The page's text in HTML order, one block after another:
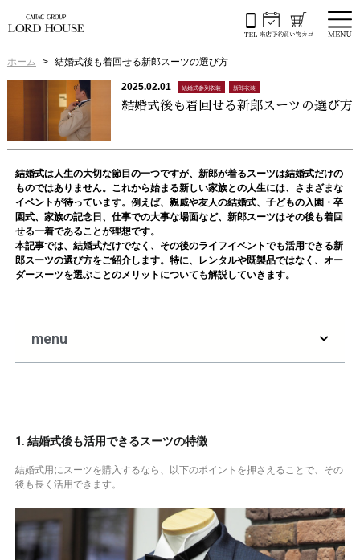
ホーム 結婚式後も着回せる新郎スーツの選び方
2025.02.01 結婚式参列衣装 新郎衣装
結婚式後も着回せる新郎スーツの選び方
結婚式は人生の大切な節目の一つですが、新郎が着るスーツは結婚式だけの
ものではありません。これから始まる新しい家族との人生には、さまざまな
イベントが待っています。例えば、親戚や友人の結婚式、子どもの入園・卒
園式、家族の記念日、仕事での大事な場面など、新郎スーツはその後も着回
せる一着であることが理想です。
本記事では、結婚式だけでなく、その後のライフイベントでも活用できる新
郎スーツの選び方をご紹介します。特に、レンタルや既製品ではなく、オー
ダースーツを選ぶことのメリットについても解説していきます。
menu
1. 結婚式後も活用できるスーツの特徴
結婚式用にスーツを購入するなら、以下のポイントを押さえることで、その
後も長く活用できます。